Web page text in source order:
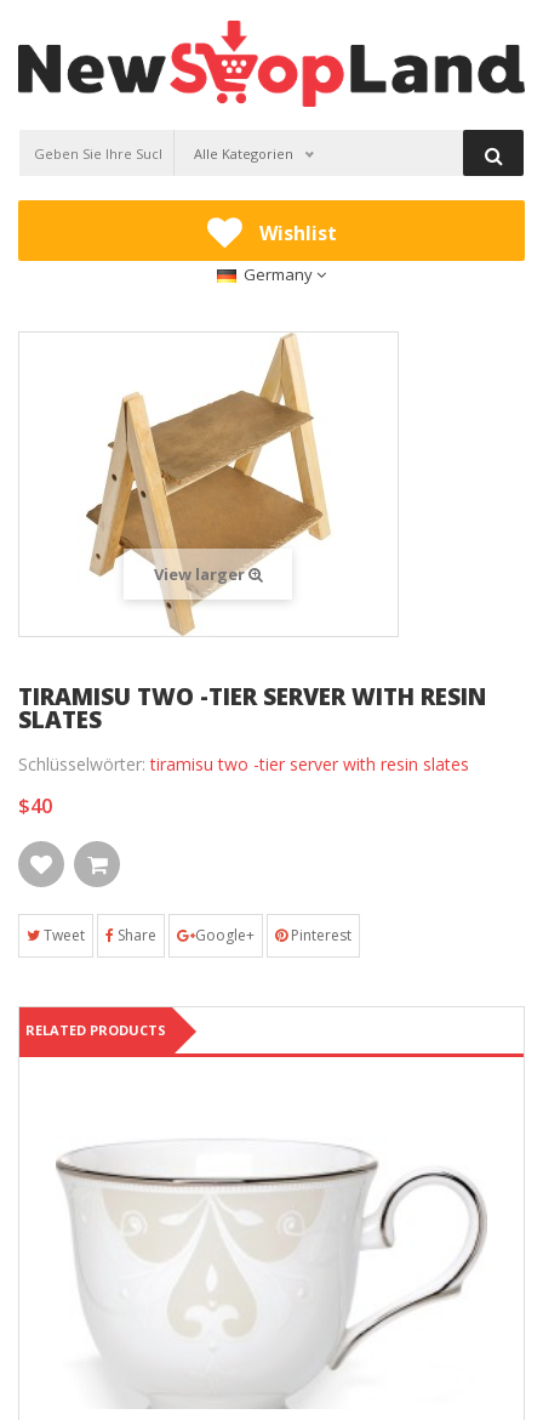
Alle Kategorien
Wishlist
Germany
View larger
TIRAMISU TWO -TIER SERVER WITH RESIN
SLATES
Schlüsselwörter:tiramisu two -tier server with resin slates
$40
Tweet Share Google+ Pinterest
RELATED PRODUCTS